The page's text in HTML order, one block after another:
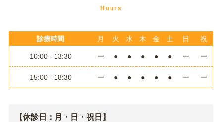
Hours
診療時間 月 火 水 木 金 土 日 祝
10:00 - 13:30 ー ● ● ● ● ● ー ー
15:00 - 18:30 ー ● ● ● ● ● ー ー
【休診日：月・日・祝日】